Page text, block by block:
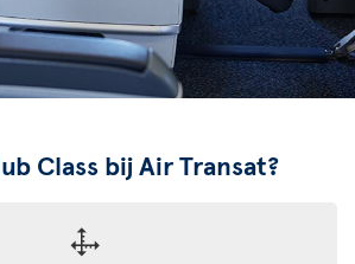
Class bij Air Transat?